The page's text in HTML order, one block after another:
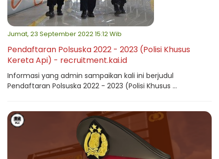
Jumat, 23 September 2022 15:12 Wib
Pendaftaran Polsuska 2022 - 2023 (Polisi Khusus
Kereta Api) - recruitment.kai.id
Informasi yang admin sampaikan kali ini berjudul
Pendaftaran Polsuska 2022 - 2023 (Polisi Khusus ...